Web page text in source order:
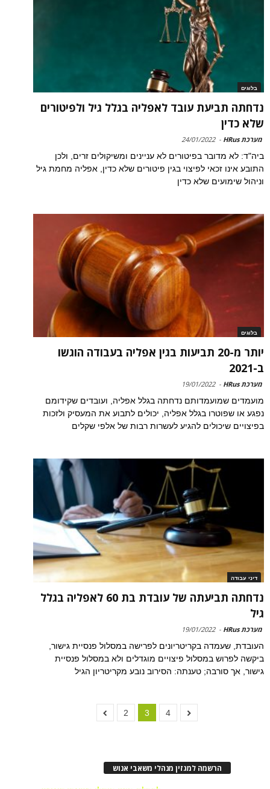
בלוגים
נדחתה תביעת עובד לאפליה בגלל גיל ולפיטורים
שלא כדין
מערכת HRus -
24/01/2022
ביה"ד: לא מדובר בפיטורים לא עניינים ומשיקולים זרים, ולכן
התובע אינו זכאי לפיצוי בגין פיטורים שלא כדין, אפליה מחמת גיל
וניהול שימועים שלא כדין
בלוגים
יותר מ-20 תביעות בגין אפליה בעבודה הוגשו
ב-2021
מערכת HRus -
19/01/2022
מועמדים שמועמדותם נדחתה בגלל אפליה, ועובדים שקידומם
נפגע או שפוטרו בגלל אפליה, יכולים לתבוע את המעסיק ולזכות
בפיצויים שיכולים להגיע לעשרות רבות של אלפי שקלים
דיני עבודה
נדחתה תביעתה של עובדת בת 60 לאפליה בגלל
גיל
מערכת HRus -
19/01/2022
העובדת, שעמדה בקריטריונים לפרישה במסלול פנסיית גישור,
ביקשה לפרוש במסלול פיצויים מוגדלים ולא במסלול פנסיית
גישור, אך סורבה; טענתה: הסירוב נובע מקריטריון הגיל
2 3 4
הרשמה למגזין מנהלי משאבי אנוש